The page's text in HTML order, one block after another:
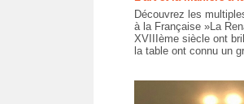
Découvrez les
à la Française »La
XVIIIème siècle ont
la table ont connu un